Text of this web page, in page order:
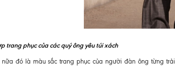
trang phục của các quý ông yêu túi xách
nữa đó là màu sắc trang phục của người đàn ông từng